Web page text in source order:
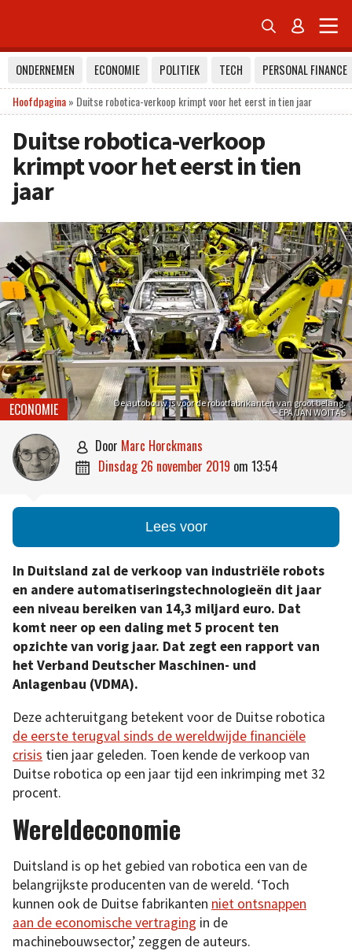
 
ONDERNEMEN ECONOMIE POLITIEK TECH
PERSONAL FINANCE
Hoofdpagina» Duitse robotica-verkoop krimpt voor het eerst in tien jaar
Duitse robotica-verkoop
krimpt voor het eerst in tien
jaar
De autobouw is voor de robotfabrikanten van groot belang.
– EPA/JAN WOITAS
ECONOMIE
 door Marc Horckmans
 dinsdag 26 november 2019 om 13:54
Lees voor
In Duitsland zal de verkoop van industriële robots
en andere automatiseringstechnologieën dit jaar
een niveau bereiken van 14,3 miljard euro. Dat
komt neer op een daling met 5 procent ten
opzichte van vorig jaar. Dat zegt een rapport van
het Verband Deutscher Maschinen- und
Anlagenbau (VDMA).
Deze achteruitgang betekent voor de Duitse robotica
de eerste terugval sinds de wereldwijde financiële
crisis tien jaar geleden. Toen kende de verkoop van
Duitse robotica op een jaar tijd een inkrimping met 32
procent.
Wereldeconomie
Duitsland is op het gebied van robotica een van de
belangrijkste producenten van de wereld. ‘Toch
kunnen ook de Duitse fabrikanten niet ontsnappen
aan de economische vertraging in de
machinebouwsector,’ zeggen de auteurs.